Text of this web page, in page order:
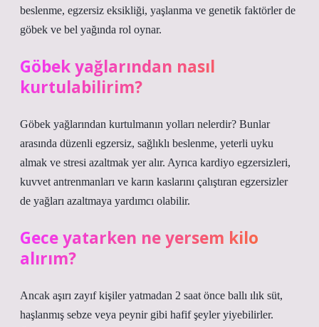
beslenme, egzersiz eksikliği, yaşlanma ve genetik faktörler de
göbek ve bel yağında rol oynar.
Göbek yağlarından nasıl
kurtulabilirim?
Göbek yağlarından kurtulmanın yolları nelerdir? Bunlar
arasında düzenli egzersiz, sağlıklı beslenme, yeterli uyku
almak ve stresi azaltmak yer alır. Ayrıca kardiyo egzersizleri,
kuvvet antrenmanları ve karın kaslarını çalıştıran egzersizler
de yağları azaltmaya yardımcı olabilir.
Gece yatarken ne yersem kilo
alırım?
Ancak aşırı zayıf kişiler yatmadan 2 saat önce ballı ılık süt,
haşlanmış sebze veya peynir gibi hafif şeyler yiyebilirler.